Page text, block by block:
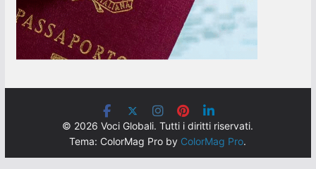
© 2026 Voci Globali. Tutti i diritti riservati.
Tema: ColorMag Pro by ColorMag Pro.